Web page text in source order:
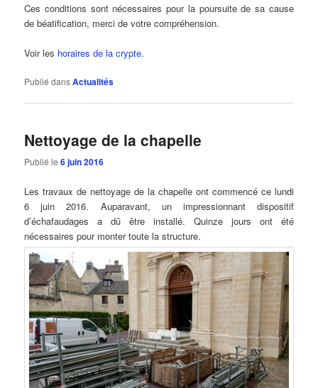
Ces conditions sont nécessaires pour la poursuite de sa cause
de béatification, merci de votre compréhension.
Voir les horaires de la crypte.
Publié dansActualités
Nettoyage de la chapelle
Publié le6 juin 2016
Les travaux de nettoyage de la chapelle ont commencé ce lundi
6 juin 2016. Auparavant, un impressionnant dispositif
d’échafaudages a dû être installé. Quinze jours ont été
nécessaires pour monter toute la structure.